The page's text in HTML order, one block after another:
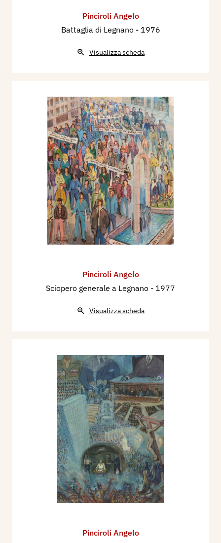
Pinciroli Angelo
Battaglia di Legnano - 1976
Visualizza scheda
Pinciroli Angelo
Sciopero generale a Legnano - 1977
Visualizza scheda
Pinciroli Angelo